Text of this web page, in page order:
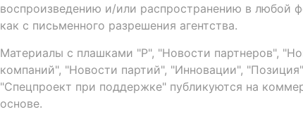
воспроизведению и/или распространению в любой
как с письменного разрешения агентства.
Материалы с плашками "Р", "Новости партнеров",
компаний", "Новости партий", "Инновации",
"Спецпроект при поддержке" публикуются на
основе.